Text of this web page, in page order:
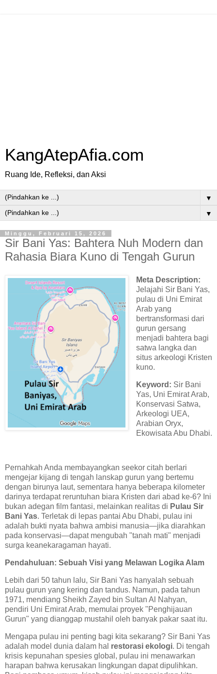
KangAtepAfia.com
Ruang Ide, Refleksi, dan Aksi
▼
▼
Minggu, Februari 15, 2026
Sir Bani Yas: Bahtera Nuh Modern dan
Rahasia Biara Kuno di Tengah Gurun
Meta Description:
Jelajahi Sir Bani Yas,
pulau di Uni Emirat
Arab yang
bertransformasi dari
gurun gersang
menjadi bahtera bagi
satwa langka dan
situs arkeologi Kristen
kuno.
Keyword: Sir Bani
Yas, Uni Emirat Arab,
Konservasi Satwa,
Arkeologi UEA,
Arabian Oryx,
Ekowisata Abu Dhabi.
Pernahkah Anda membayangkan seekor citah berlari
mengejar kijang di tengah lanskap gurun yang bertemu
dengan birunya laut, sementara hanya beberapa kilometer
darinya terdapat reruntuhan biara Kristen dari abad ke-6? Ini
bukan adegan film fantasi, melainkan realitas di Pulau Sir
Bani Yas. Terletak di lepas pantai Abu Dhabi, pulau ini
adalah bukti nyata bahwa ambisi manusia—jika diarahkan
pada konservasi—dapat mengubah "tanah mati" menjadi
surga keanekaragaman hayati.
Pendahuluan: Sebuah Visi yang Melawan Logika Alam
Lebih dari 50 tahun lalu, Sir Bani Yas hanyalah sebuah
pulau gurun yang kering dan tandus. Namun, pada tahun
1971, mendiang Sheikh Zayed bin Sultan Al Nahyan,
pendiri Uni Emirat Arab, memulai proyek "Penghijauan
Gurun" yang dianggap mustahil oleh banyak pakar saat itu.
Mengapa pulau ini penting bagi kita sekarang? Sir Bani Yas
adalah model dunia dalam hal restorasi ekologi. Di tengah
krisis kepunahan spesies global, pulau ini menawarkan
harapan bahwa kerusakan lingkungan dapat dipulihkan.